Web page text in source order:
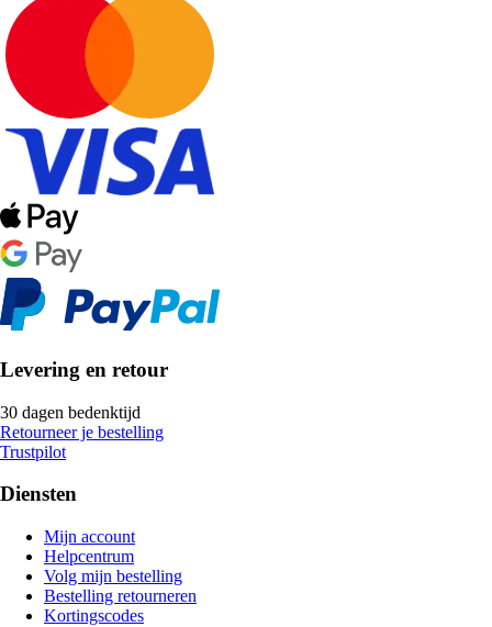
Levering en retour
30 dagen bedenktijd
Retourneer je bestelling
Trustpilot
Diensten
Mijn account
Helpcentrum
Volg mijn bestelling
Bestelling retourneren
Kortingscodes